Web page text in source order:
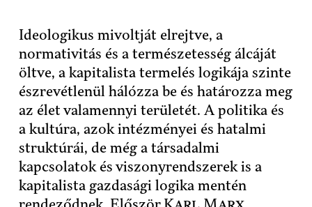
Ideologikus mivoltját elrejtve, a
normativitás és a természetesség álcáját
öltve, a kapitalista termelés logikája szinte
észrevétlenül hálózza be és határozza meg
az élet valamennyi területét. A politika és
a kultúra, azok intézményei és hatalmi
struktúrái, de még a társadalmi
kapcsolatok és viszonyrendszerek is a
kapitalista gazdasági logika mentén